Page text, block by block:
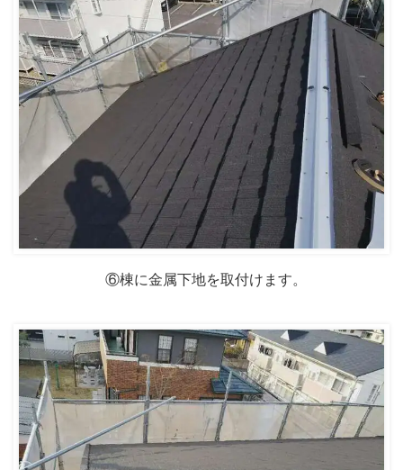
⑥棟に金属下地を取付けます。